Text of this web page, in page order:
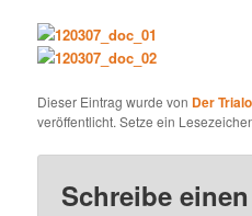
Dieser Eintrag wurde von Der
veröffentlicht. Setze ein
Schreibe